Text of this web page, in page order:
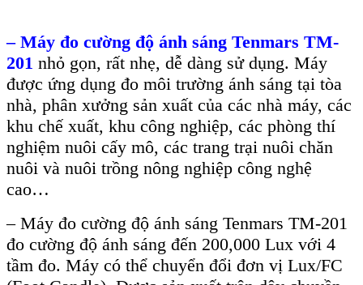
– Máy đo cường độ ánh sáng Tenmars TM-
201 nhỏ gọn, rất nhẹ, dễ dàng sử dụng. Máy
được ứng dụng đo môi trường ánh sáng tại tòa
nhà, phân xưởng sản xuất của các nhà máy, các
khu chế xuất, khu công nghiệp, các phòng thí
nghiệm nuôi cấy mô, các trang trại nuôi chăn
nuôi và nuôi trồng nông nghiệp công nghệ
cao…
– Máy đo cường độ ánh sáng Tenmars TM-201
đo cường độ ánh sáng đến 200,000 Lux với 4
tầm đo. Máy có thể chuyển đổi đơn vị Lux/FC